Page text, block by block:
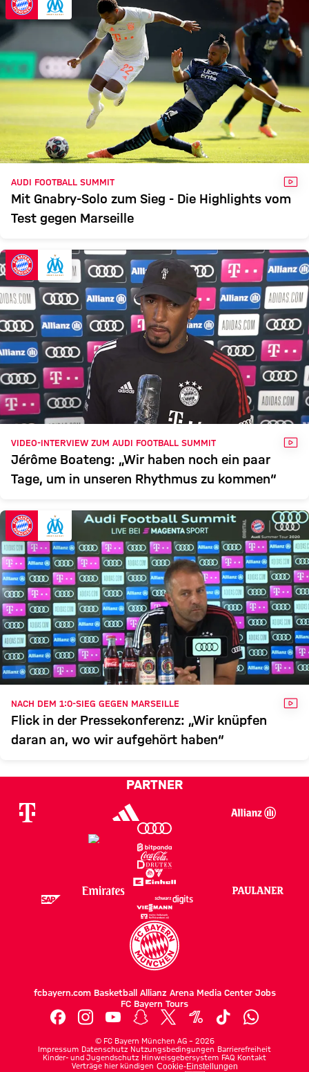
FCB
Zum Spielbericht
AUDI FOOTBALL SUMMIT
Mit Gnabry-Solo zum Sieg - Die Highlights vom
Test gegen Marseille
VIDEO-INTERVIEW ZUM AUDI FOOTBALL SUMMIT
Jérôme Boateng: „Wir haben noch ein paar
Tage, um in unseren Rhythmus zu kommen“
NACH DEM 1:0-SIEG GEGEN MARSEILLE
Flick in der Pressekonferenz: „Wir knüpfen
daran an, wo wir aufgehört haben“
PARTNER
fcbayern.com Basketball Allianz Arena Media Center Jobs
FC Bayern Tours
© FC Bayern München AG – 2026
Impressum Datenschutz Nutzungsbedingungen Barrierefreiheit
Kinder- und Jugendschutz Hinweisgebersystem FAQ Kontakt
Verträge hier kündigen Cookie-Einstellungen